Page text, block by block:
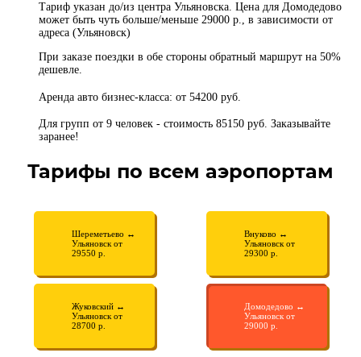
Тариф указан до/из центра Ульяновска. Цена для Домодедово
может быть чуть больше/меньше 29000 р., в зависимости от
адреса (Ульяновск)
При заказе поездки в обе стороны обратный маршрут на 50%
дешевле.
Аренда авто бизнес-класса: от 54200 руб.
Для групп от 9 человек - стоимость 85150 руб. Заказывайте
заранее!
Тарифы по всем аэропортам
Шереметьево ↔
Ульяновск от
29550 р.
Внуково ↔
Ульяновск от
29300 р.
Жуковский ↔
Ульяновск от
28700 р.
Домодедово ↔
Ульяновск от
29000 р.